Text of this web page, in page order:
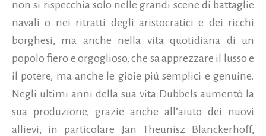
non si rispecchia solo nelle grandi scene di battaglie
navali o nei ritratti degli aristocratici e dei ricchi
borghesi, ma anche nella vita quotidiana di un
popolo fiero e orgoglioso, che sa apprezzare il lusso e
il potere, ma anche le gioie più semplici e genuine.
Negli ultimi anni della sua vita Dubbels aumentò la
sua produzione, grazie anche all’aiuto dei nuovi
allievi, in particolare Jan Theunisz Blanckerhoff,